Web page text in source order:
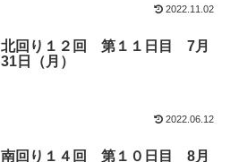
2022.11.02
北回り１２回 第１１日目 7月
31日（月）
2022.06.12
南回り１４回 第１０日目 8月